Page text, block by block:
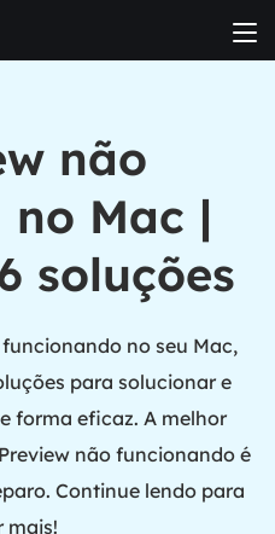
não
Mac |
soluções
no seu Mac,
para solucionar e
forma eficaz. A melhor
não funcionando é
Continue lendo para
mais!